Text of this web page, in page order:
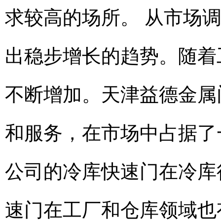
求较高的场所。 从市场
出稳步增长的趋势。随
不断增加。天津益德金
和服务，在市场中占据
公司的冷库快速门在冷
速门在工厂和仓库领域